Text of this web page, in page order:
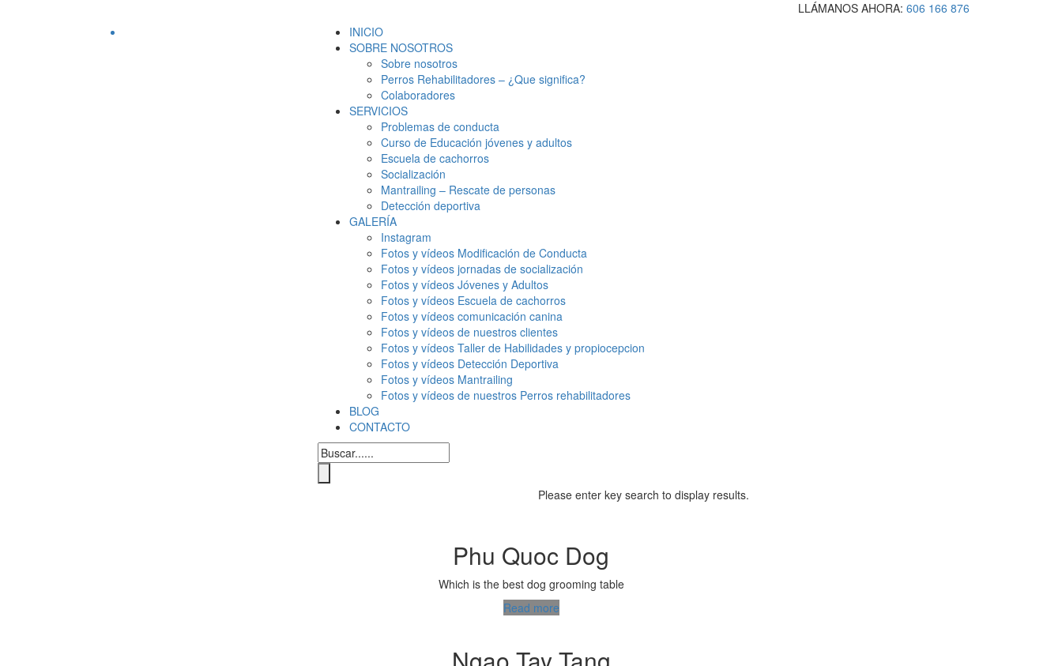
LLÁMANOS AHORA: 606 166 876
INICIO
SOBRE NOSOTROS
Sobre nosotros
Perros Rehabilitadores – ¿Que significa?
Colaboradores
SERVICIOS
Problemas de conducta
Curso de Educación jóvenes y adultos
Escuela de cachorros
Socialización
Mantrailing – Rescate de personas
Detección deportiva
GALERÍA
Instagram
Fotos y vídeos Modificación de Conducta
Fotos y vídeos jornadas de socialización
Fotos y vídeos Jóvenes y Adultos
Fotos y vídeos Escuela de cachorros
Fotos y vídeos comunicación canina
Fotos y vídeos de nuestros clientes
Fotos y vídeos Taller de Habilidades y propiocepcion
Fotos y vídeos Detección Deportiva
Fotos y vídeos Mantrailing
Fotos y vídeos de nuestros Perros rehabilitadores
BLOG
CONTACTO
Please enter key search to display results.
Phu Quoc Dog
Which is the best dog grooming table
Read more